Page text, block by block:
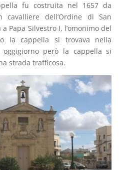
fu costruita nel 1657 da
cavalliere dell’Ordine di San
Papa Silvestro I, l’omonimo del
la cappella si trovava nella
però la cappella si
strada trafficosa.